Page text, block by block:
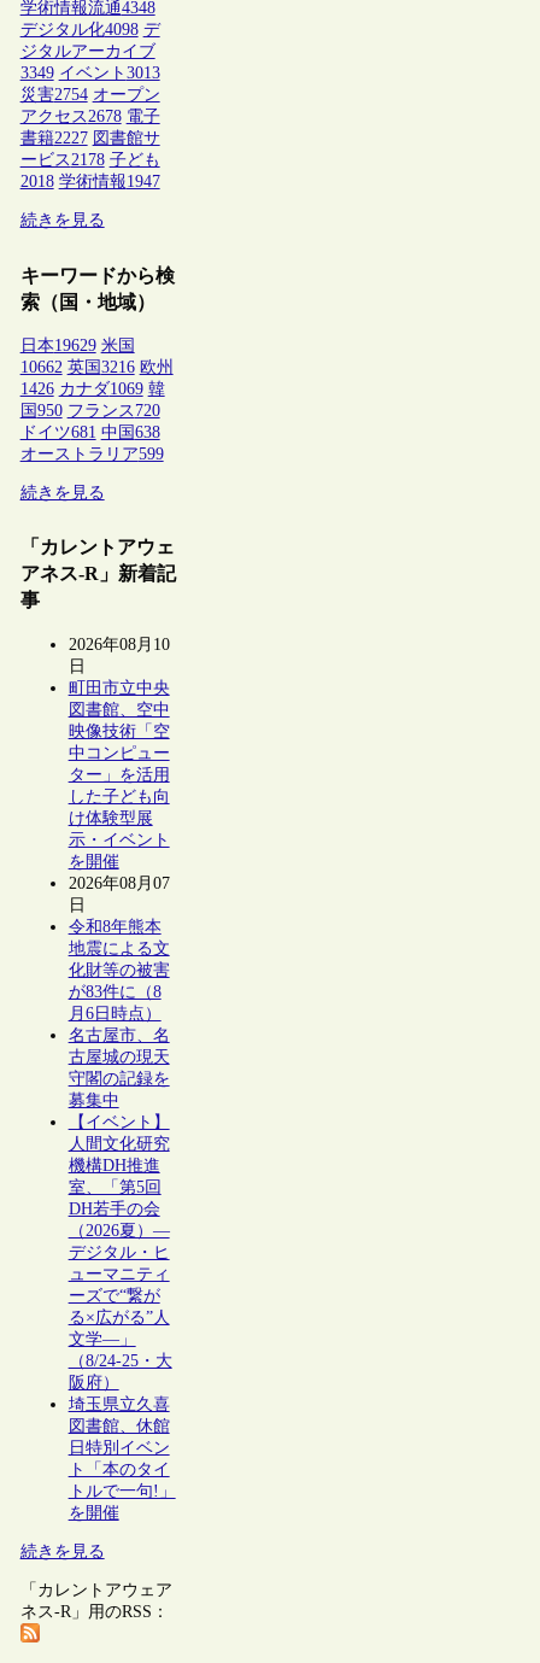
学術情報流通4348
デジタル化4098 デ
ジタルアーカイブ
3349 イベント 3013
災害2754 オープン
アクセス2678 電子
書籍2227 図書館サ
ービス2178 子ども
2018 学術情報1947
続きを見る
キーワードから検
索（国・地域）
日本19629 米国
10662 英国 3216 欧州
1426 カナダ1069 韓
国 950 フランス 720
ドイツ681 中国 638
オーストラリア599
続きを見る
「カレントアウェ
アネス-R」新着記
事
2026年08月10
日
町田市立中央
図書館、空中
映像技術「空
中コンピュー
ター」を活用
した子ども向
け体験型展
示・イベント
を開催
2026年08月07
日
令和8年熊本
地震による文
化財等の被害
が83件に（8
月6日時点）
名古屋市、名
古屋城の現天
守閣の記録を
募集中
【イベント】
人間文化研究
機構DH推進
室、「第5回
DH若手の会
（2026夏）―
デジタル・ヒ
ューマニティ
ーズで“繋が
る×広がる”人
文学―」
（8/24-25・大
阪府）
埼玉県立久喜
図書館、休館
日特別イベン
ト「本のタイ
トルで一句!」
を開催
続きを見る
「カレントアウェア
ネス-R」用のRSS：